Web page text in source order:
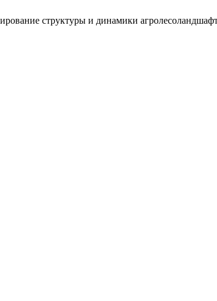
структуры и динамики